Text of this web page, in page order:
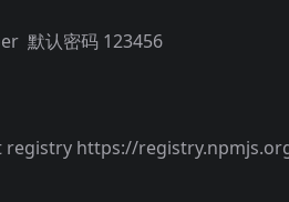
默认密码 123456
registry https://